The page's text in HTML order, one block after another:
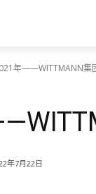
年——WITTMANN集
年7月22日